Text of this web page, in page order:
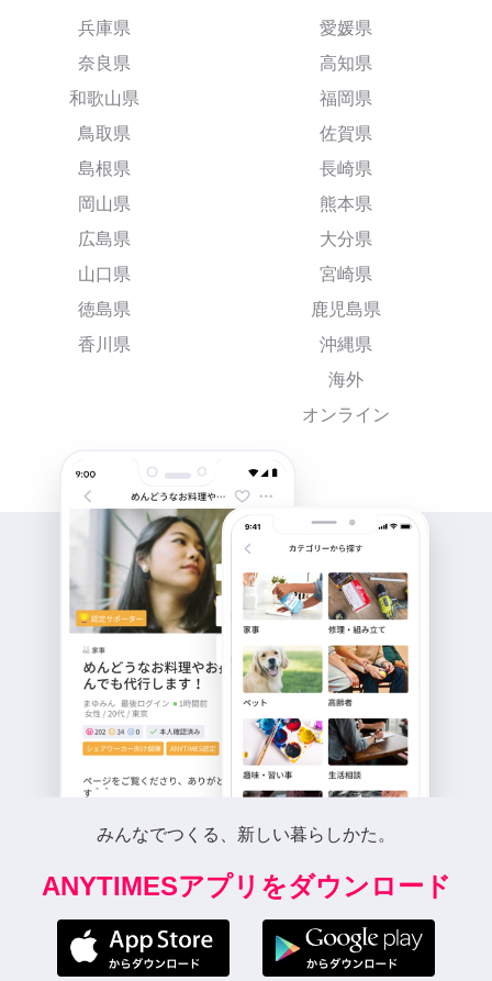
兵庫県
奈良県
和歌山県
鳥取県
島根県
岡山県
広島県
山口県
徳島県
香川県
愛媛県
高知県
福岡県
佐賀県
長崎県
熊本県
大分県
宮崎県
鹿児島県
沖縄県
海外
オンライン
みんなでつくる、新しい暮らしかた。
ANYTIMESアプリをダウンロード